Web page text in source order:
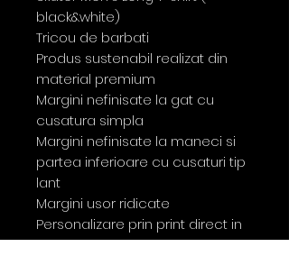
black&white)
Tricou de barbati
Produs sustenabil realizat din
material premium
Margini nefinisate la gat cu
cusatura simpla
Margini nefinisate la maneci si
partea inferioare cu cusaturi tip
lant
Margini usor ridicate
Personalizare prin print direct in
tesatura realizata cu cerneala